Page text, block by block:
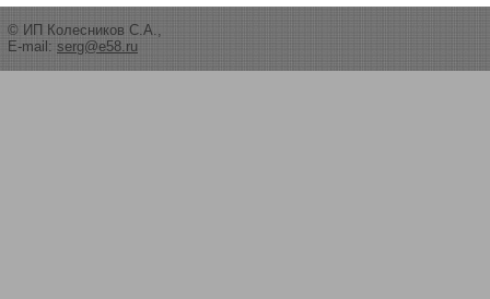
© ИП Колесников С.А.,
E-mail: serg@e58.ru